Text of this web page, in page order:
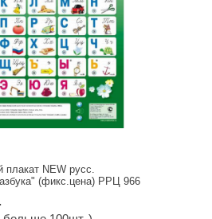
плакат NEW русс.
(фикс.цена) РРЦ 966